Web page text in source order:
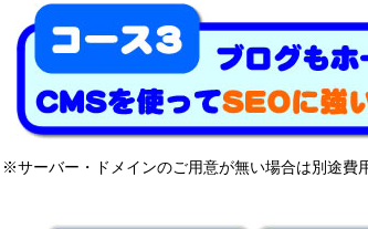
※サーバー・ドメインのご用意が無い場合は別途費